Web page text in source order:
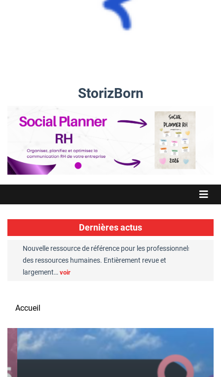
StorizBorn
Dernières actus
Nouvelle ressource de référence pour les professionnels
des ressources humaines. Entièrement revue et
largement…voir
Accueil